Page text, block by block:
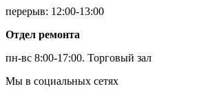
перерыв: 12:00-13:00
Отдел ремонта
пн-вс 8:00-17:00. Торговый зал
Мы в социальных сетях